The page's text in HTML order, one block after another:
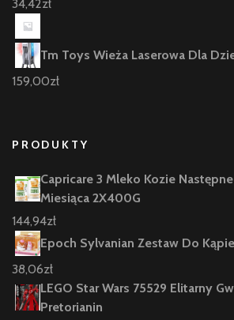
34,42zł
Tm Toys Wieża Laserowa Dla
159,00zł
PRODUKTY
Capricare 3 Mleko Kozie
Miesiąca 2X400G
144,94zł
Epoch Sylvanian Zestaw Do
38,06zł
LEGO Star Wars 75529 Elitarny
Pretorianin